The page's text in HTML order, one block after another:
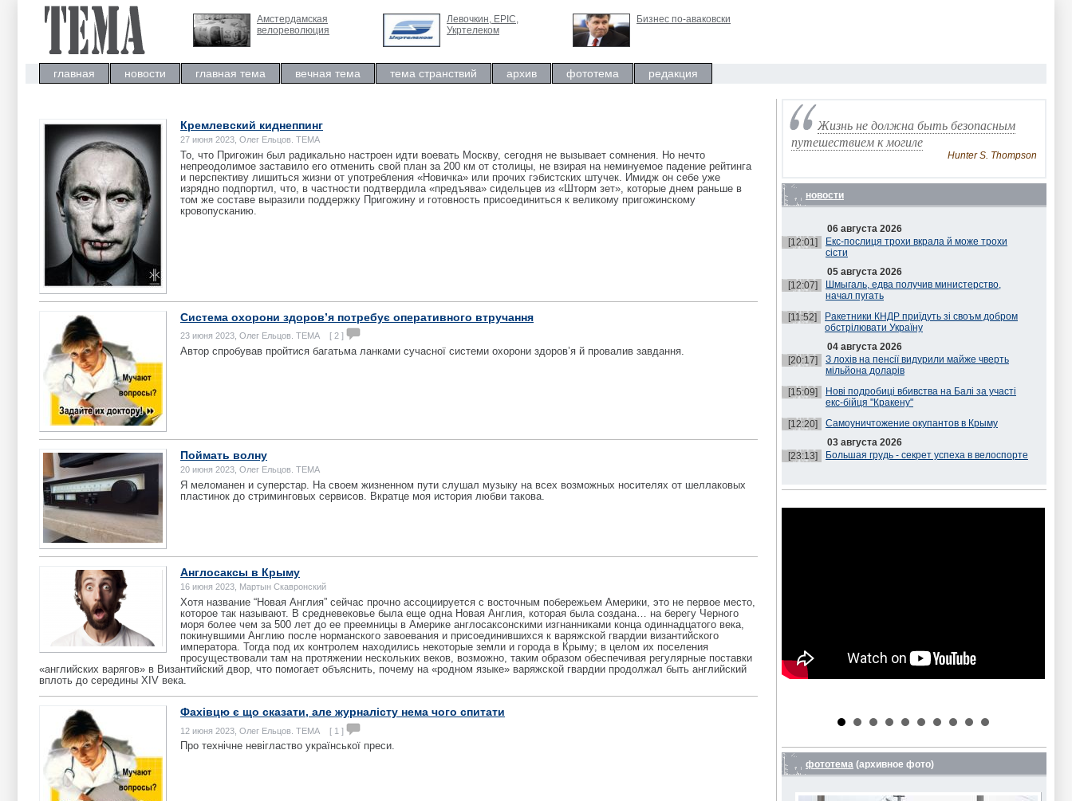
Амстердамская
велореволюция
Левочкин, ЕРIC,
Укртелеком
Бизнес по-аваковски
главная новости главная тема вечная тема тема странствий архив фототема редакция
Кремлевский киднеппинг
27 июня 2023, Олег Ельцов. ТЕМА
То, что Пригожин был радикально настроен идти воевать Москву, сегодня не вызывает сомнения. Но нечто
непреодолимое заставило его отменить свой план за 200 км от столицы, не взирая на неминуемое падение рейтинга
и перспективу лишиться жизни от употребления «Новичка» или прочих гэбистских штучек. Имидж он себе уже
изрядно подпортил, что, в частности подтвердила «предъява» сидельцев из «Шторм зет», которые днем раньше в
том же составе выразили поддержку Пригожину и готовность присоединиться к великому пригожинскому
кровопусканию.
Система охорони здоров’я потребує оперативного втручання
23 июня 2023, Олег Ельцов. ТЕМА [ 2 ]
Автор спробував пройтися багатьма ланками сучасної системи охорони здоров’я й провалив завдання.
Поймать волну
20 июня 2023, Олег Ельцов. ТЕМА
Я меломанен и суперстар. На своем жизненном пути слушал музыку на всех возможных носителях от шеллаковых
пластинок до стриминговых сервисов. Вкратце моя история любви такова.
Англосаксы в Крыму
16 июня 2023, Мартын Скавронский
Хотя название “Новая Англия” сейчас прочно ассоциируется с восточным побережьем Америки, это не первое место,
которое так называют. В средневековье была еще одна Новая Англия, которая была создана… на берегу Черного
моря более чем за 500 лет до ее преемницы в Америке англосаксонскими изгнанниками конца одиннадцатого века,
покинувшими Англию после норманского завоевания и присоединившихся к варяжской гвардии византийского
императора. Тогда под их контролем находились некоторые земли и города в Крыму; в целом их поселения
просуществовали там на протяжении нескольких веков, возможно, таким образом обеспечивая регулярные поставки
«английских варягов» в Византийский двор, что помогает объяснить, почему на «родном языке» варяжской гвардии продолжал быть английский
вплоть до середины XIV века.
Фахівцю є що сказати, але журналісту нема чого спитати
12 июня 2023, Олег Ельцов. ТЕМА [ 1 ]
Про технічне невігластво української преси.
Жизнь не должна быть безопасным
путешествием к могиле
Hunter S. Thompson
новости
06 августа 2026
[12:01]
Екс-послиця трохи вкрала й може трохи
сісти
05 августа 2026
[12:07]
Шмыгаль, едва получив министерство,
начал пугать
[11:52]
Ракетники КНДР приїдуть зі своъм добром
обстрілювати Україну
04 августа 2026
[20:17]
З лохів на пенсії видурили майже чверть
мільйона доларів
[15:09]
Нові подробиці вбивства на Балі за участі
екс-бійця "Кракену"
[12:20]
Самоуничтожение окупантов в Крыму
03 августа 2026
[23:13]
Большая грудь - секрет успеха в велоспорте
фототема (архивное фото)